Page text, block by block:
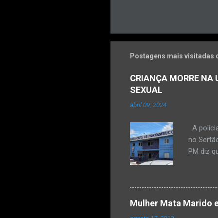
Postagens mais visitadas
CRIANÇA MORRE NA
SEXUAL
abril 09, 2024
A
no
PM diz
com um
a PM,
Mulher Mata Marido